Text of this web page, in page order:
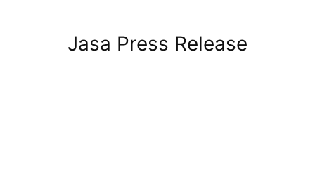
Jasa Press Release